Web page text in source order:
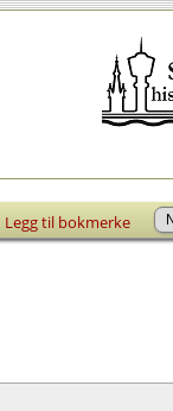
Legg til bokmerke